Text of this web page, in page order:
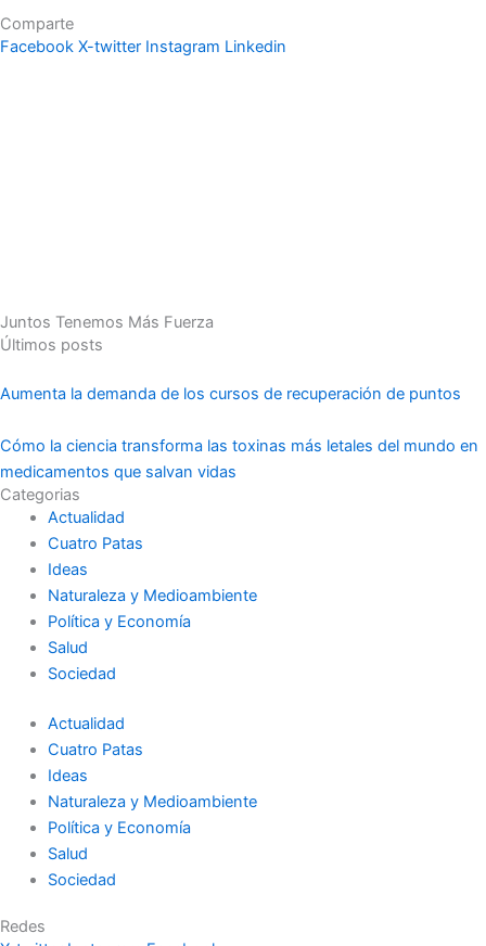
Comparte
Facebook X-twitter Instagram Linkedin
Juntos Tenemos Más Fuerza
Últimos posts
Aumenta la demanda de los cursos de recuperación de puntos
Cómo la ciencia transforma las toxinas más letales del mundo en
medicamentos que salvan vidas
Categorias
Actualidad
Cuatro Patas
Ideas
Naturaleza y Medioambiente
Política y Economía
Salud
Sociedad
Actualidad
Cuatro Patas
Ideas
Naturaleza y Medioambiente
Política y Economía
Salud
Sociedad
Redes